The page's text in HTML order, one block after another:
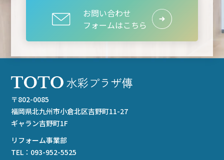
お問い合わせ
フォームはこちら
〒802-0085
福岡県北九州市小倉北区吉野町11-27
ギャラン吉野町1F
リフォーム事業部
TEL： 093-952-5525